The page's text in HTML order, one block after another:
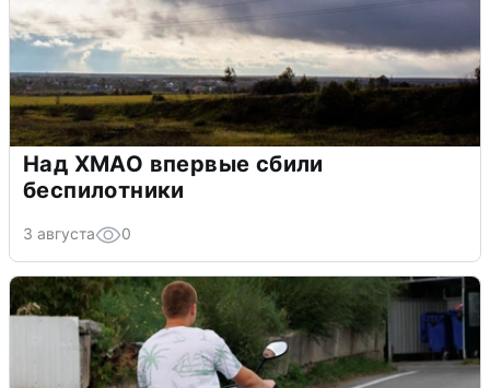
Над ХМАО впервые сбили
беспилотники
3 августа 0